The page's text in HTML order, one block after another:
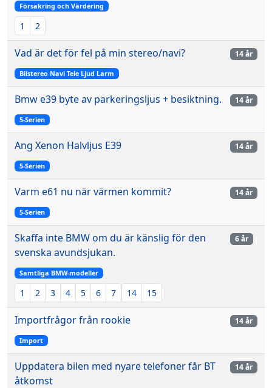
Försäkring och Värdering
1 2
Vad är det för fel på min stereo/navi?
Bilstereo Navi Tele Ljud Larm
14 år
Bmw e39 byte av parkeringsljus + besiktning.
5-Serien
14 år
Ang Xenon Halvljus E39
5-Serien
14 år
Varm e61 nu när värmen kommit?
5-Serien
14 år
Skaffa inte BMW om du är känslig för den
svenska avundsjukan.
Samtliga BMW-modeller
1 2 3 4 5 6 7 14 15
6 år
Importfrågor från rookie
Import
14 år
Uppdatera bilen med nyare telefoner får BT
åtkomst
14 år